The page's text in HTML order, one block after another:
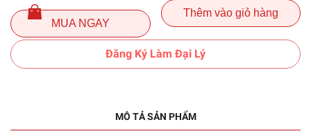
MUA NGAY
Thêm vào giỏ hàng
Đăng Ký Làm Đại Lý
MÔ TẢ SẢN PHẨM